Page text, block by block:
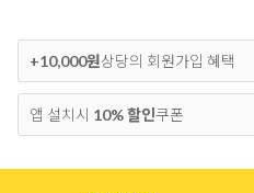
+10,000원상당의 회원가입 혜택
앱 설치시 10% 할인쿠폰